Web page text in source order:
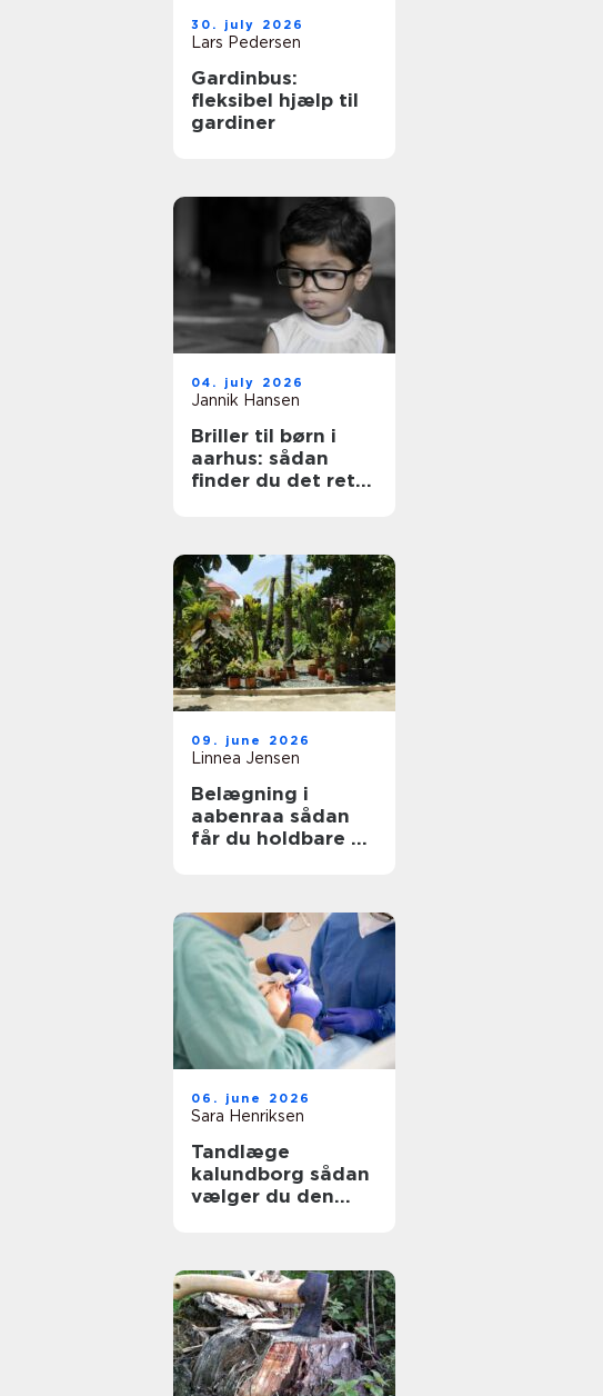
30. july 2026
Lars Pedersen
Gardinbus:
fleksibel hjælp til
gardiner
04. july 2026
Jannik Hansen
Briller til børn i
aarhus: sådan
finder du det rette
09. june 2026
Linnea Jensen
Belægning i
aabenraa sådan
får du holdbare og
06. june 2026
Sara Henriksen
Tandlæge
kalundborg sådan
vælger du den